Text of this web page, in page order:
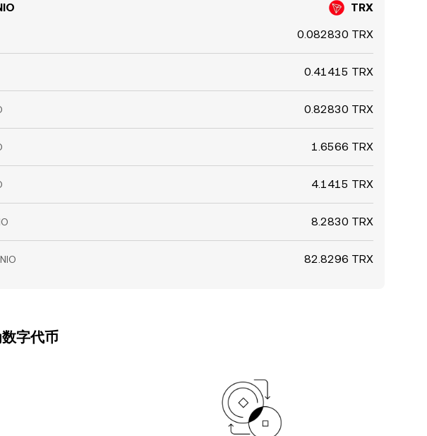
TRX
0.082830 TRX
0.41415 TRX
0.82830 TRX
1.6566 TRX
4.1415 TRX
8.2830 TRX
82.8296 TRX
字代币